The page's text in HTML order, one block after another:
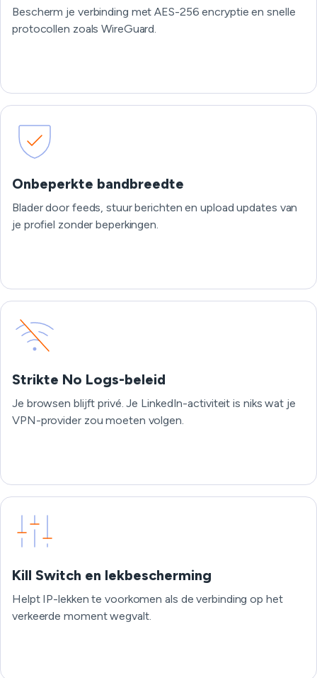
Bescherm je verbinding met AES-256 encryptie en snelle
protocollen zoals WireGuard.
Onbeperkte bandbreedte
Blader door feeds, stuur berichten en upload updates van
je profiel zonder beperkingen.
Strikte No Logs-beleid
Je browsen blijft privé. Je LinkedIn-activiteit is niks wat je
VPN-provider zou moeten volgen.
Kill Switch en lekbescherming
Helpt IP-lekken te voorkomen als de verbinding op het
verkeerde moment wegvalt.